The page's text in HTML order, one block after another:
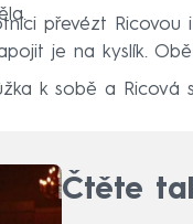
převézt Ricovou
je na kyslík.
k sobě a Ricová
Čtěte